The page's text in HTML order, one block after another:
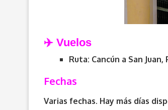
✈️ Vuelos
Ruta: Cancún a San
Fechas
Varias fechas. Hay más días